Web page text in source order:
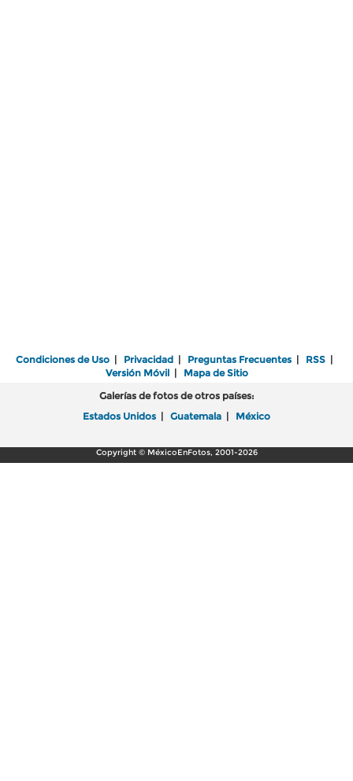
Condiciones de Uso | Privacidad | Preguntas Frecuentes | RSS |
Versión Móvil| Mapa de Sitio
Galerías de fotos de otros países:
Estados Unidos | Guatemala | México
Copyright © MéxicoEnFotos, 2001-2026